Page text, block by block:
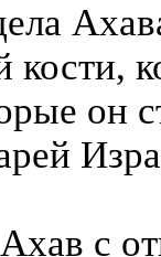
кости,
он
с